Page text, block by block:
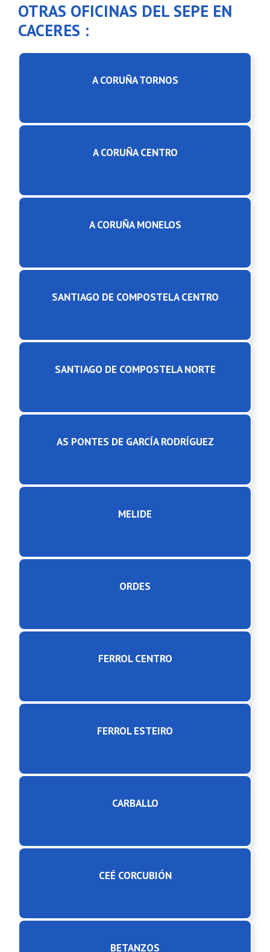
OTRAS OFICINAS DEL SEPE EN
CACERES :
A CORUÑA TORNOS
A CORUÑA CENTRO
A CORUÑA MONELOS
SANTIAGO DE COMPOSTELA CENTRO
SANTIAGO DE COMPOSTELA NORTE
AS PONTES DE GARCÍA RODRÍGUEZ
MELIDE
ORDES
FERROL CENTRO
FERROL ESTEIRO
CARBALLO
CEÉ CORCUBIÓN
BETANZOS